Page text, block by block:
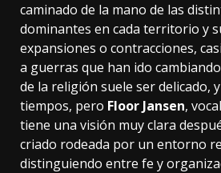
caminado de la mano de las
dominantes en cada territorio y
expansiones o contracciones,
a guerras que han ido
de la religión suele ser delicado,
tiempos, pero Floor Jansen,
tiene una visión muy clara
criado rodeada por un entorno
distinguiendo entre fe y